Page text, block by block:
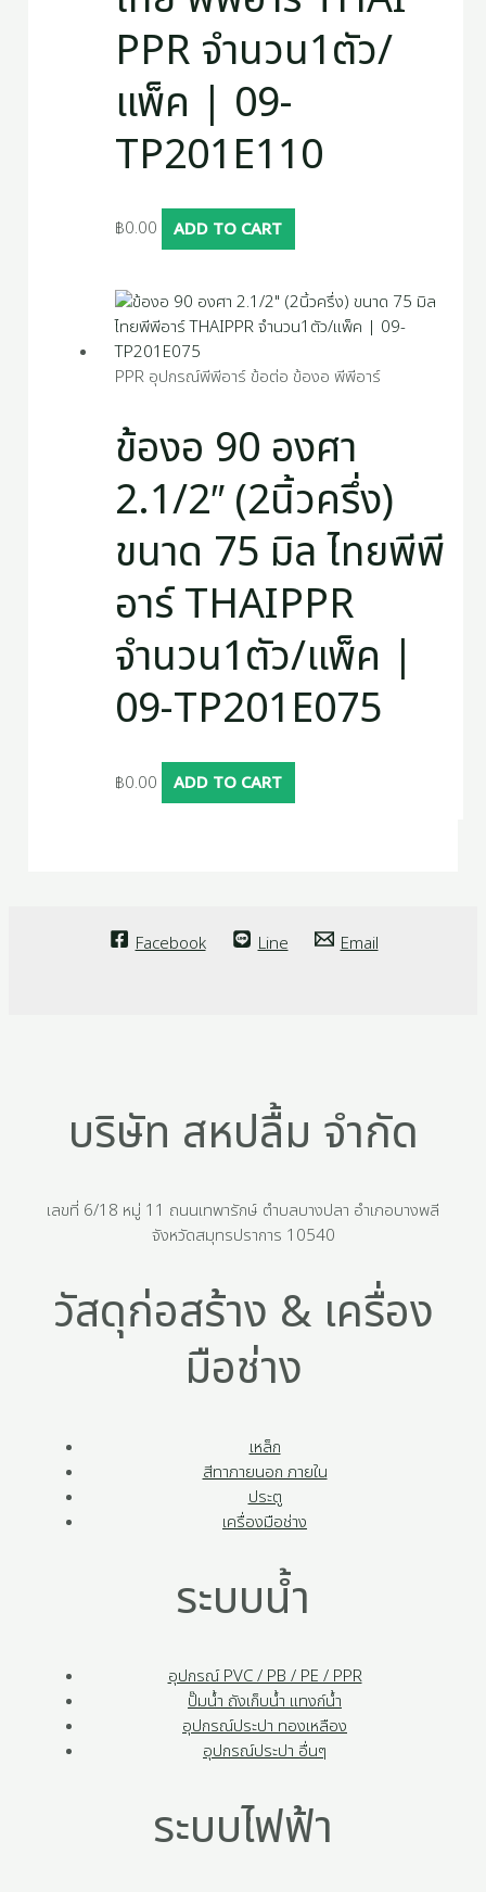
PPR จำนวน1ตัว/
แพ็ค | 09-
TP201E110
฿0.00 ADD TO CART
PPR อุปกรณ์พีพีอาร์ ข้อต่อ ข้องอ พีพีอาร์
ข้องอ 90 องศา
2.1/2″ (2นิ้วครึ่ง)
ขนาด 75 มิล ไทยพีพี
อาร์ THAIPPR
จำนวน1ตัว/แพ็ค |
09-TP201E075
฿0.00 ADD TO CART
Facebook Line Email
บริษัท สหปลื้ม จำกัด
เลขที่ 6/18 หมู่ 11 ถนนเทพารักษ์ ตำบลบางปลา อำเภอบางพลี
จังหวัดสมุทรปราการ 10540
วัสดุก่อสร้าง & เครื่อง
มือช่าง
เหล็ก
สีทาภายนอก ภายใน
ประตู
เครื่องมือช่าง
ระบบน้ำ
อุปกรณ์ PVC / PB / PE / PPR
ปั๊มน้ำ ถังเก็บน้ำ แทงก์น้ำ
อุปกรณ์ประปา ทองเหลือง
อุปกรณ์ประปา อื่นๆ
ระบบไฟฟ้า